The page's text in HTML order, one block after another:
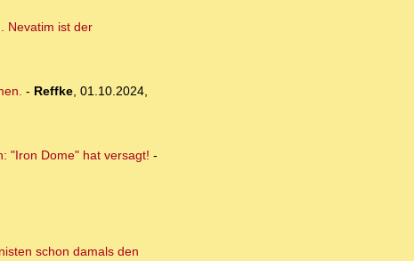
Nevatim ist der
- Reffke, 01.10.2024,
"Iron Dome" hat versagt! -
schon damals den